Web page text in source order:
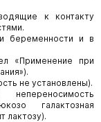
к контакту
беременности и в
«Применение при
не установлены).
галактозная
лактозу).